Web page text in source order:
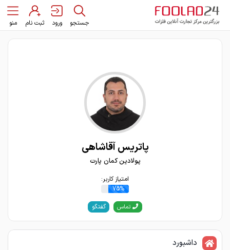
جستجو ورود ثبت نام منو
پاتریس آقاشاهی
پولادین کمان پارت
امتیاز کاربر:
75%
تماس گفتگو
داشبورد